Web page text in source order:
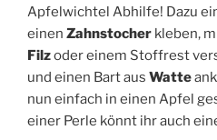
Apfelwichtel Abhilfe! Dazu
einen Zahnstocher kleben,
Filzoder einem Stoffrest
und einen Bart aus Watte
nun einfach in einen Apfel
einer Perle könnt ihr auch